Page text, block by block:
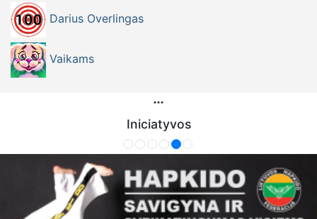
Darius Overlingas
Vaikams
Iniciatyvos